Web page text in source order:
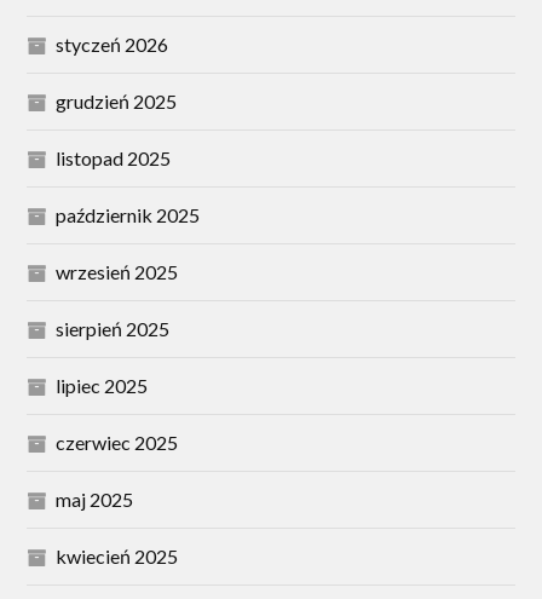
styczeń 2026
grudzień 2025
listopad 2025
październik 2025
wrzesień 2025
sierpień 2025
lipiec 2025
czerwiec 2025
maj 2025
kwiecień 2025